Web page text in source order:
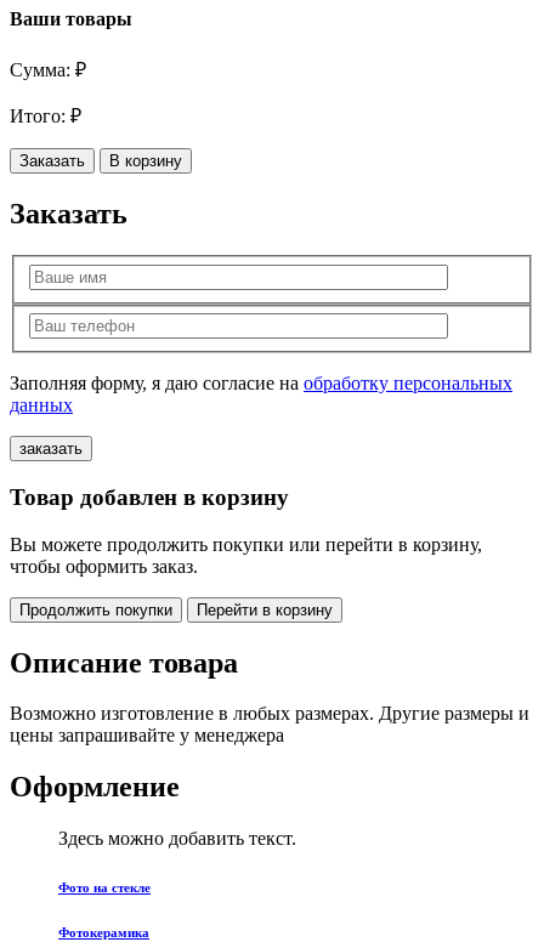
Ваши товары
Сумма: ₽
Итого: ₽
Заказать В корзину
Заказать
Заполняя форму, я даю согласие на обработку персональных
данных
Товар добавлен в корзину
Вы можете продолжить покупки или перейти в корзину,
чтобы оформить заказ.
Продолжить покупки Перейти в корзину
Описание товара
Возможно изготовление в любых размерах. Другие размеры и
цены запрашивайте у менеджера
Оформление
Здесь можно добавить текст.
Фото на стекле
Фотокерамика